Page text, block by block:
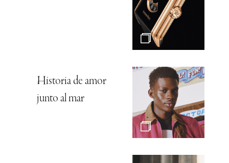
Historia de amor
junto al mar